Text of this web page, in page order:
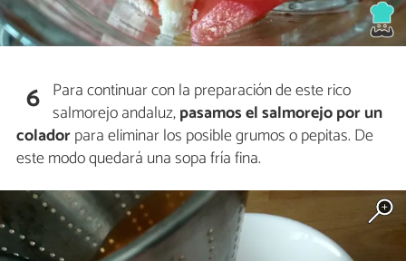
6 Para continuar con la preparación de este rico
salmorejo andaluz,pasamos el salmorejo por un
coladorpara eliminar los posible grumos o pepitas. De
este modo quedará una sopa fría fina.